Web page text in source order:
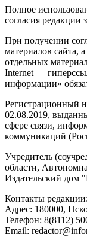
Полное
согласия редакции
При получении
материалов сайта,
отдельных
Internet —
информации»
02.08.2019,
сфере связи,
коммуникаций
Учредитель
области,
Издательский
Контакты редакции:
Адреc: 180000,
Телефон: 8(8112)
Email: